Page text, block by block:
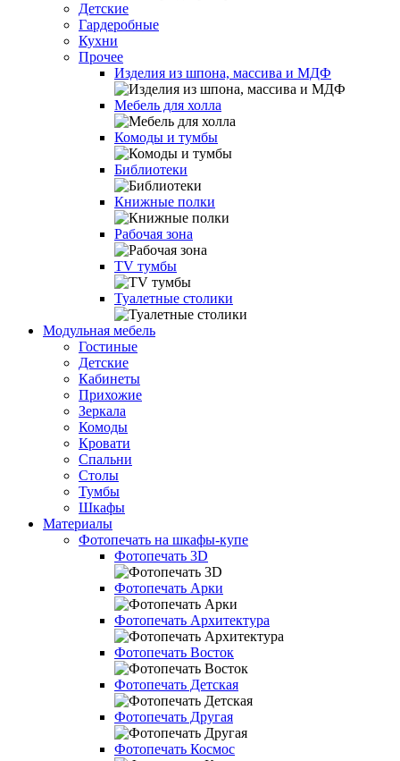
Детские
Гардеробные
Кухни
Прочее
Изделия из шпона, массива и МДФ
Мебель для холла
Комоды и тумбы
Библиотеки
Книжные полки
Рабочая зона
TV тумбы
Туалетные столики
Модульная мебель
Гостиные
Детские
Кабинеты
Прихожие
Зеркала
Комоды
Кровати
Спальни
Столы
Тумбы
Шкафы
Материалы
Фотопечать на шкафы-купе
Фотопечать 3D
Фотопечать Арки
Фотопечать Архитектура
Фотопечать Восток
Фотопечать Детская
Фотопечать Другая
Фотопечать Космос